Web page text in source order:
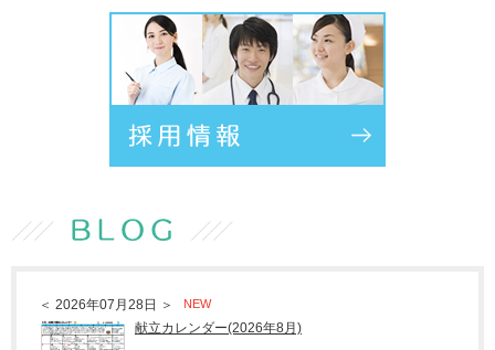
＜ 2026年07月28日 ＞ NEW
献立カレンダー(2026年8月)